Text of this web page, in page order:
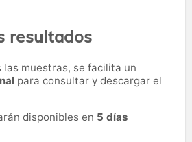
resultados
las muestras, se facilita un
para consultar y descargar el
disponibles en 5 días